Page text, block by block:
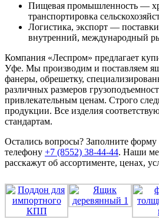
Пищевая промышленность —
транспортировка
Логистика, экспорт —
внутренний, международный
Компания «Леспром» предлагает
Уфе. Мы производим и поставляем
фанеры, обрешетку,
различных размеров
привлекательным ценам. Строго
продукции. Все изделия
стандартам.
Остались вопросы? Заполните
телефону +7 (8552) 38-44-44. Наши
расскажут об ассортименте, ценах,